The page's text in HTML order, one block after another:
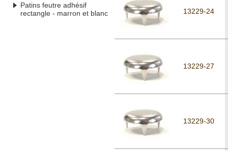
Patins feutre adhésif
rectangle - marron et blanc
13229-24
13229-27
13229-30